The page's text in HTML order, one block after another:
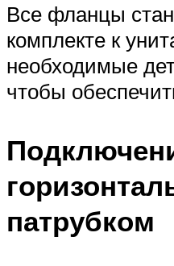
Все фланцы
комплекте к
необходимые
чтобы
патрубком